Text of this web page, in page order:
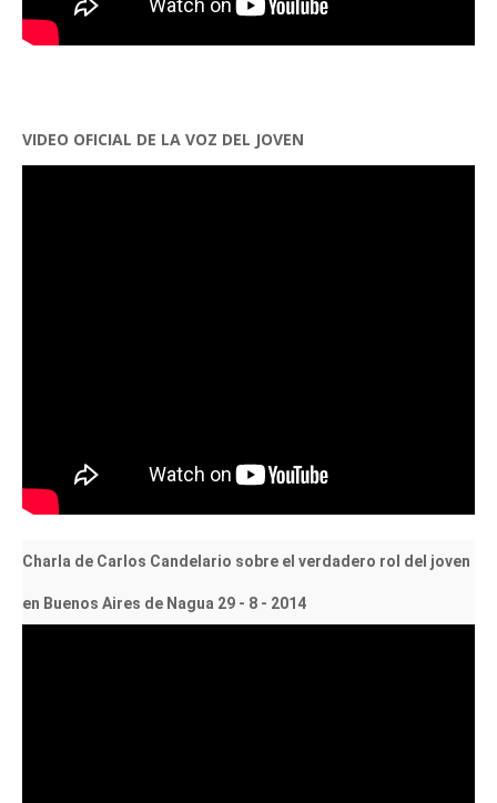
VIDEO OFICIAL DE LA VOZ DEL JOVEN
Charla de Carlos Candelario sobre el verdadero rol del joven
en Buenos Aires de Nagua 29 - 8 - 2014